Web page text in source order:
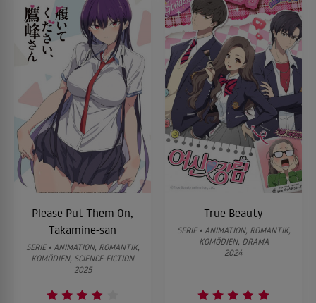
Please Put Them On,
Takamine-san
SERIE • ANIMATION, ROMANTIK,
KOMÖDIEN, SCIENCE-FICTION
2025
True Beauty
SERIE • ANIMATION, ROMANTIK,
KOMÖDIEN, DRAMA
2024